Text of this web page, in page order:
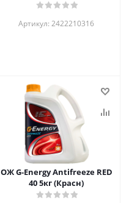
Артикул: 2422210316
ОЖ G-Energy Antifreeze RED
40 5кг (Красн)